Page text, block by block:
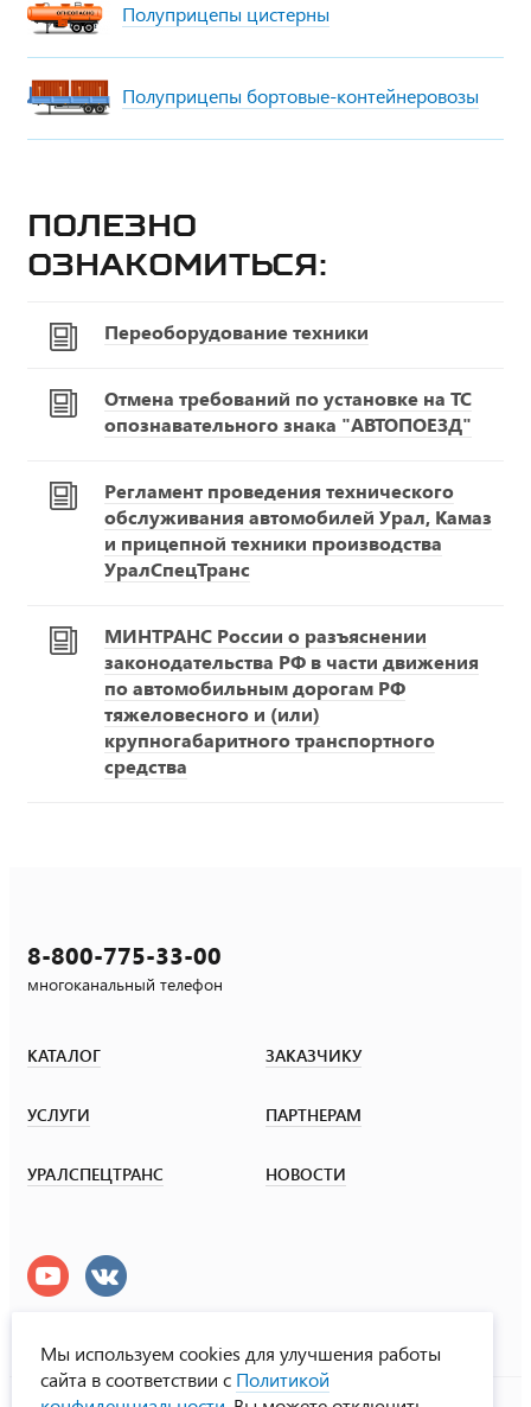
Полуприцепы цистерны
Полуприцепы бортовые-контейнеровозы
Полезно
ознакомиться:
Переоборудование техники
Отмена требований по установке на ТС
опознавательного знака "АВТОПОЕЗД"
Регламент проведения технического
обслуживания автомобилей Урал, Камаз
и прицепной техники производства
УралСпецТранс
МИНТРАНС России о разъяснении
законодательства РФ в части движения
по автомобильным дорогам РФ
тяжеловесного и (или)
крупногабаритного транспортного
средства
8-800-775-33-00
многоканальный телефон
КАТАЛОГ ЗАКАЗЧИКУ
УСЛУГИ ПАРТНЕРАМ
УРАЛСПЕЦТРАНС НОВОСТИ
УралСпецТранс
Мы используем cookies для улучшения работы
сайта в соответствии с Политикой